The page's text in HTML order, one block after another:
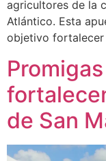
agricultores de la
Atlántico. Esta
objetivo
de San